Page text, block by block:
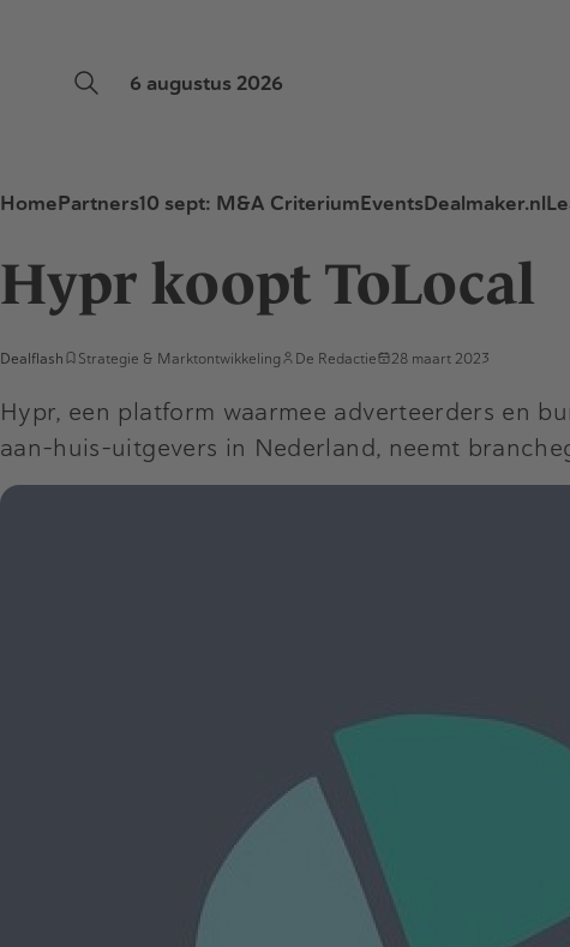
6 augustus 2026
HomePartners10 sept: M&A CriteriumEventsDealmaker.nl
Hypr koopt ToLocal
Dealflash Strategie & Marktontwikkeling De Redactie 28 maart 2023
Hypr, een platform waarmee adverteerders en
aan-huis-uitgevers in Nederland, neemt